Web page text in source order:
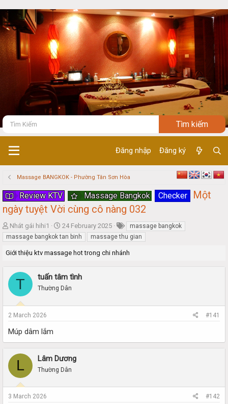
Đăng nhập Đăng ký
Massage BANGKOK - Phường Tân Sơn Hòa
Review KTV Massage Bangkok Checker
Một
ngày tuyệt Vời cùng cô nàng 032
T
h
r
e
s
t
r
t
r
Nhát gái hihi1
S
t
a
r
a
t
24 February 2025
massage bangkok
massage bangkok tan binh
massage thu gian
Giới thiệu ktv massage hot trong chi nhánh
T tuấn tâm tình
Thường Dân
2 March 2026 #141
Múp dâm lắm
L Lâm Dương
Thường Dân
3 March 2026 #142